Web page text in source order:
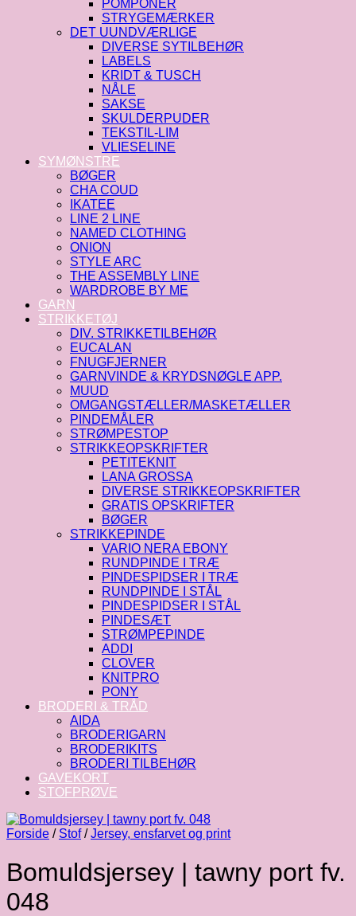
POMPONER
STRYGEMÆRKER
DET UUNDVÆRLIGE
DIVERSE SYTILBEHØR
LABELS
KRIDT & TUSCH
NÅLE
SAKSE
SKULDERPUDER
TEKSTIL-LIM
VLIESELINE
SYMØNSTRE
BØGER
CHA COUD
IKATEE
LINE 2 LINE
NAMED CLOTHING
ONION
STYLE ARC
THE ASSEMBLY LINE
WARDROBE BY ME
GARN
STRIKKETØJ
DIV. STRIKKETILBEHØR
EUCALAN
FNUGFJERNER
GARNVINDE & KRYDSNØGLE APP.
MUUD
OMGANGSTÆLLER/MASKETÆLLER
PINDEMÅLER
STRØMPESTOP
STRIKKEOPSKRIFTER
PETITEKNIT
LANA GROSSA
DIVERSE STRIKKEOPSKRIFTER
GRATIS OPSKRIFTER
BØGER
STRIKKEPINDE
VARIO NERA EBONY
RUNDPINDE I TRÆ
PINDESPIDSER I TRÆ
RUNDPINDE I STÅL
PINDESPIDSER I STÅL
PINDESÆT
STRØMPEPINDE
ADDI
CLOVER
KNITPRO
PONY
BRODERI & TRÅD
AIDA
BRODERIGARN
BRODERIKITS
BRODERI TILBEHØR
GAVEKORT
STOFPRØVE
Forside / Stof / Jersey, ensfarvet og print
Bomuldsjersey | tawny port fv.
048